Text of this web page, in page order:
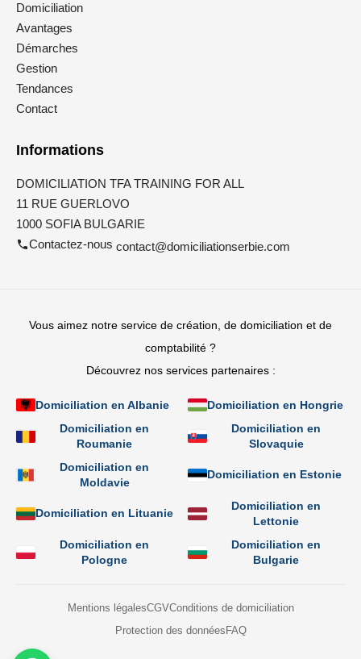
Domiciliation
Avantages
Démarches
Gestion
Tendances
Contact
Informations
DOMICILIATION TFA TRAINING FOR ALL
11 RUE GUERLOVO
1000 SOFIA BULGARIE
Contactez-nous contact@domiciliationserbie.com
Vous aimez notre service de création, de domiciliation et de
comptabilité ?
Découvrez nos services partenaires :
Domiciliation en Albanie
Domiciliation en Hongrie
Domiciliation en
Roumanie
Domiciliation en
Slovaquie
Domiciliation en
Moldavie
Domiciliation en Estonie
Domiciliation en Lituanie
Domiciliation en
Lettonie
Domiciliation en
Pologne
Domiciliation en
Bulgarie
Mentions légalesCGVConditions de domiciliation
Protection des donnéesFAQ